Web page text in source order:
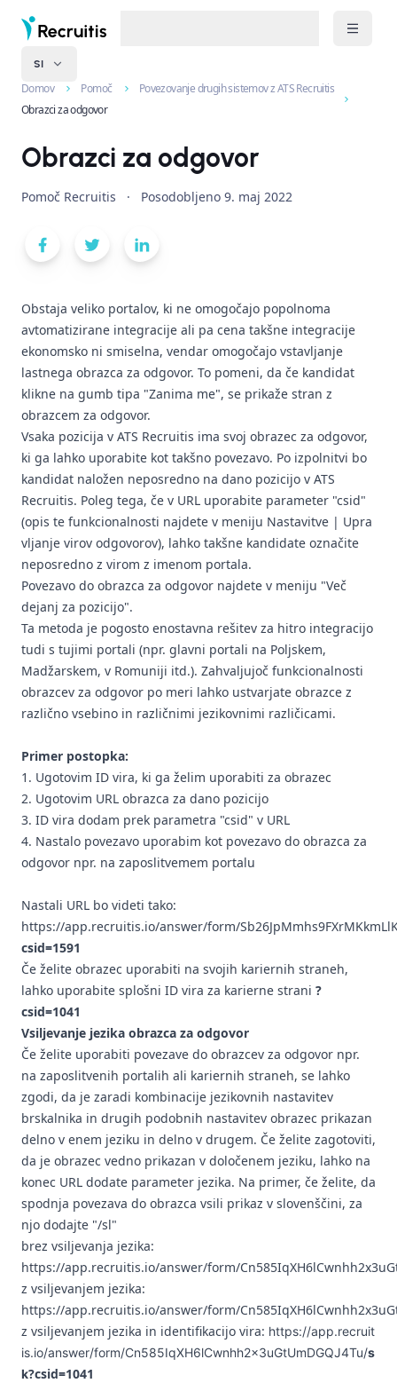
SI
Domov Pomoč
Povezovanje drugih sistemov z ATS Recruitis
Obrazci za odgovor
Obrazci za odgovor
Pomoč Recruitis · Posodobljeno 9. maj 2022
Obstaja veliko portalov, ki ne omogočajo popolnoma
avtomatizirane integracije ali pa cena takšne integracije
ekonomsko ni smiselna, vendar omogočajo vstavljanje
lastnega obrazca za odgovor. To pomeni, da če kandidat
klikne na gumb tipa "Zanima me", se prikaže stran z
obrazcem za odgovor.
Vsaka pozicija v ATS Recruitis ima svoj obrazec za odgovor,
ki ga lahko uporabite kot takšno povezavo. Po izpolnitvi bo
kandidat naložen neposredno na dano pozicijo v ATS
Recruitis. Poleg tega, če v URL uporabite parameter "csid"
(opis te funkcionalnosti najdete v meniju Nastavitve | Upra
vljanje virov odgovorov), lahko takšne kandidate označite
neposredno z virom z imenom portala.
Povezavo do obrazca za odgovor najdete v meniju "Več
dejanj za pozicijo".
Ta metoda je pogosto enostavna rešitev za hitro integracijo
tudi s tujimi portali (npr. glavni portali na Poljskem,
Madžarskem, v Romuniji itd.). Zahvaljujoč funkcionalnosti
obrazcev za odgovor po meri lahko ustvarjate obrazce z
različno vsebino in različnimi jezikovnimi različicami.
Primer postopka:
1. Ugotovim ID vira, ki ga želim uporabiti za obrazec
2. Ugotovim URL obrazca za dano pozicijo
3. ID vira dodam prek parametra "csid" v URL
4. Nastalo povezavo uporabim kot povezavo do obrazca za
odgovor npr. na zaposlitvemem portalu
Nastali URL bo videti tako:
https://app.recruitis.io/answer/form/
csid=1591
Če želite obrazec uporabiti na svojih kariernih straneh,
lahko uporabite splošni ID vira za karierne strani ?
csid=1041
Vsiljevanje jezika obrazca za odgovor
Če želite uporabiti povezave do obrazcev za odgovor npr.
na zaposlitvenih portalih ali kariernih straneh, se lahko
zgodi, da je zaradi kombinacije jezikovnih nastavitev
brskalnika in drugih podobnih nastavitev obrazec prikazan
delno v enem jeziku in delno v drugem. Če želite zagotoviti,
da je obrazec vedno prikazan v določenem jeziku, lahko na
konec URL dodate parameter jezika. Na primer, če želite, da
spodnja povezava do obrazca vsili prikaz v slovenščini, za
njo dodajte "/sl"
brez vsiljevanja jezika:
https://app.recruitis.io/answer/form/
z vsiljevanjem jezika:
https://app.recruitis.io/answer/form/
z vsiljevanjem jezika in identifikacijo vira: https://app.recruit
is.io/answer/form/Cn585IqXH6lCwnhh2x3uGtUmDGQJ4Tu/s
k?csid=1041